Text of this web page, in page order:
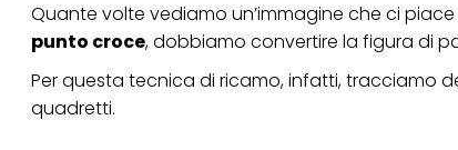
Quante volte vediamo un’immagine che ci
punto croce, dobbiamo convertire la figura di
Per questa tecnica di ricamo, infatti, tracciamo
quadretti.